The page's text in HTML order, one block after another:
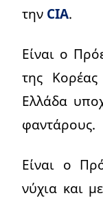
την CIA.
Είναι ο
της
Ελλάδα
φαντάρους.
Είναι ο
νύχια και